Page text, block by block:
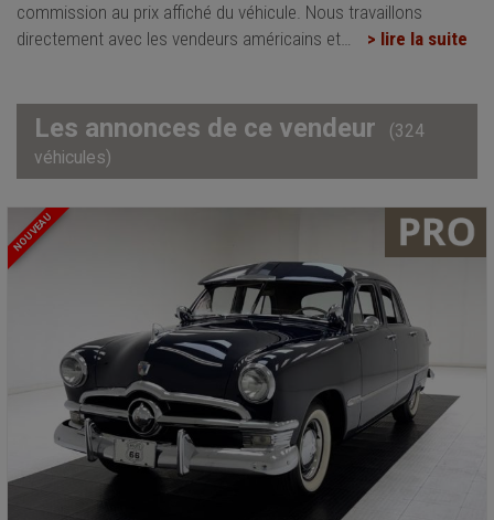
commission au prix affiché du véhicule. Nous travaillons
directement avec les vendeurs américains et… > lire la suite
Les annonces de ce vendeur
(324
véhicules)
NOUVEAU